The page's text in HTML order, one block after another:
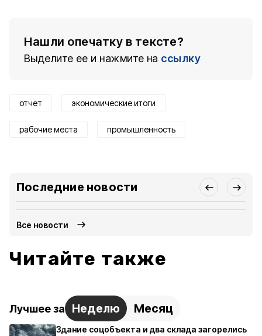
Нашли опечатку в тексте?
Выделите ее и нажмите на ссылку
отчёт экономические итоги
рабочие места промышленность
Последние новости
Все новости
Читайте также
Лучшее за Неделю Месяц
Здание соцобъекта и два склада загорелись